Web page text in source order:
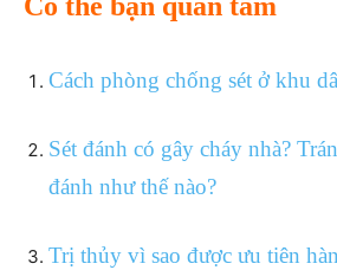
Có thể bạn quan tâm
Cách phòng chống sét ở khu
Sét đánh có gây cháy nhà?
đánh như thế nào?
Trị thủy vì sao được ưu tiên